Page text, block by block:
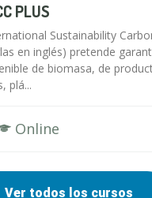
PLUS
Sustainability
en inglés) pretende
de biomasa, de
plá...
Online
Ver todos los cursos